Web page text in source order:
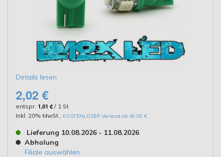
Details lesen
2,02 €
entspr. 1,01 € / 1 St
Inkl. 20% MwSt.
KOSTENLOSER Versand ab 49,00 €
Lieferung 10.08.2026 - 11.08.2026
Abholung
Filiale auswählen